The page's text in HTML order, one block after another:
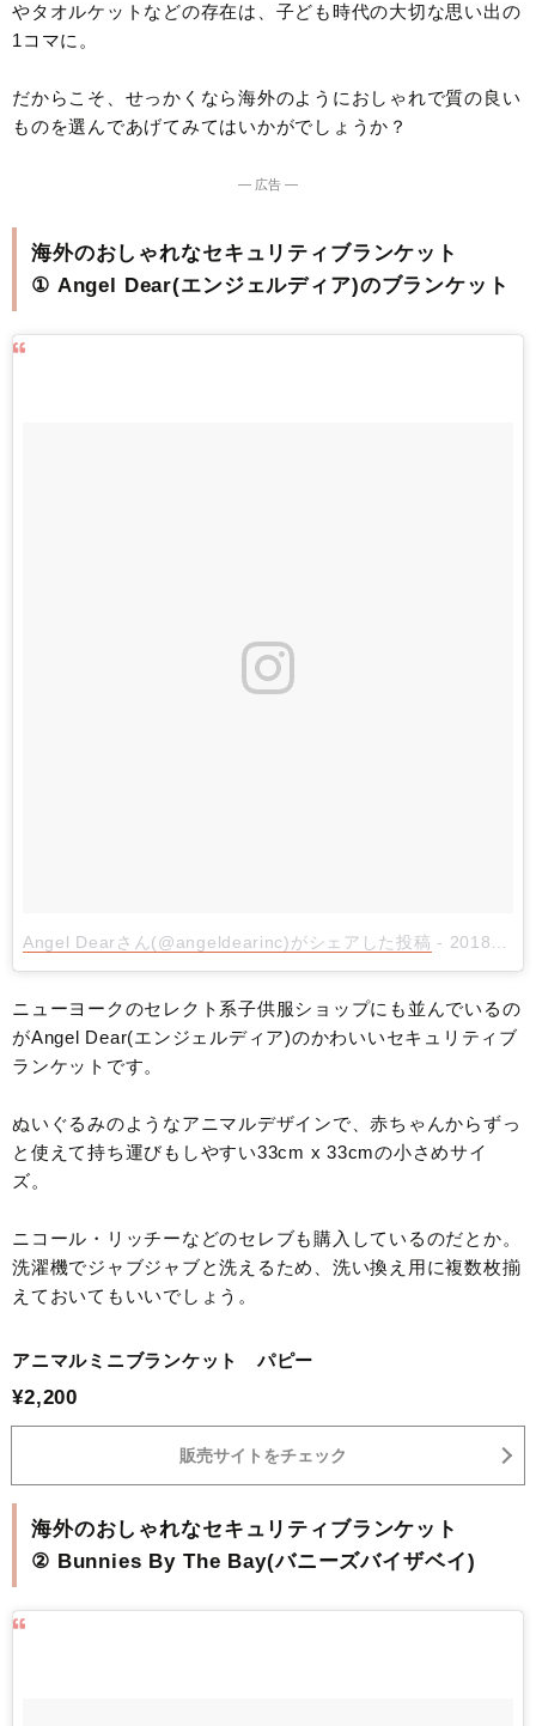
やタオルケットなどの存在は、子ども時代の大切な思い出の
1コマに。
だからこそ、せっかくなら海外のようにおしゃれで質の良い
ものを選んであげてみてはいかがでしょうか？
― 広告 ―
海外のおしゃれなセキュリティブランケット
① Angel Dear(エンジェルディア)のブランケット
Angel Dearさん(@angeldearinc)がシェアした投稿 - 2018年 8月月8日午前10時47分PDT
ニューヨークのセレクト系子供服ショップにも並んでいるの
がAngel Dear(エンジェルディア)のかわいいセキュリティブ
ランケットです。
ぬいぐるみのようなアニマルデザインで、赤ちゃんからずっ
と使えて持ち運びもしやすい33cm x 33cmの小さめサイ
ズ。
ニコール・リッチーなどのセレブも購入しているのだとか。
洗濯機でジャブジャブと洗えるため、洗い換え用に複数枚揃
えておいてもいいでしょう。
アニマルミニブランケット パピー
¥2,200
販売サイトをチェック
海外のおしゃれなセキュリティブランケット
② Bunnies By The Bay(バニーズバイザベイ)